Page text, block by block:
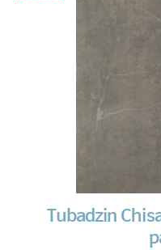
Tubadzin